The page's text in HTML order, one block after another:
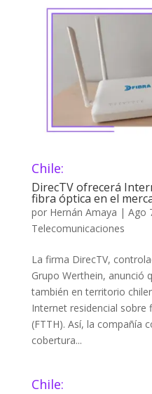
Chile:
DirecTV ofrecerá
fibra óptica en el
por Hernán Amaya | Ago
Telecomunicaciones
La firma DirecTV,
Grupo Werthein, anunció
también en territorio
Internet residencial
(FTTH). Así, la compañía
cobertura...
Chile: